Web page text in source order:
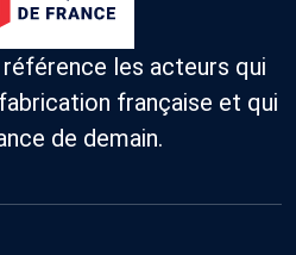
les acteurs qui
française et qui
de demain.